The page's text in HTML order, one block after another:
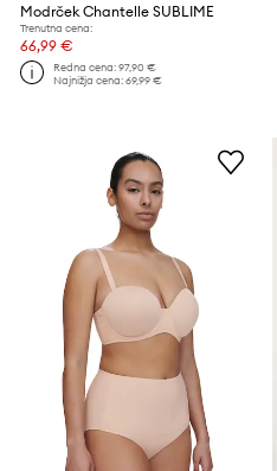
Modrček Chantelle SUBLIME
Trenutna cena:
66,99 €
Redna cena:97,90 €
Najnižja cena:69,99 €